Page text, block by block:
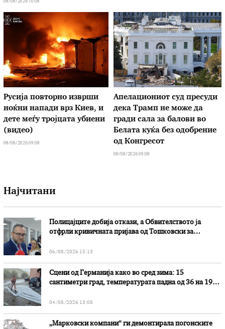
Русија повторно изврши
ноќни напади врз Киев, и
дете меѓу тројцата убиени
(видео)
08/08/2026 09:08
Апелациониот суд пресуди
дека Трамп не може да
гради сала за балови во
Белата куќа без одобрение
од Конгресот
08/08/2026 09:08
Најчитани
Полицајците добија откази, а Обвителството ја
отфрли кривичната пријава од Тошковски за
06/08/2026 15:13
Сцени од Германија како во сред зима: 15
сантиметри град, температурата падна од 36 на 19
04/08/2026 13:08
„Марковски компани“ ги демонтирала погонските